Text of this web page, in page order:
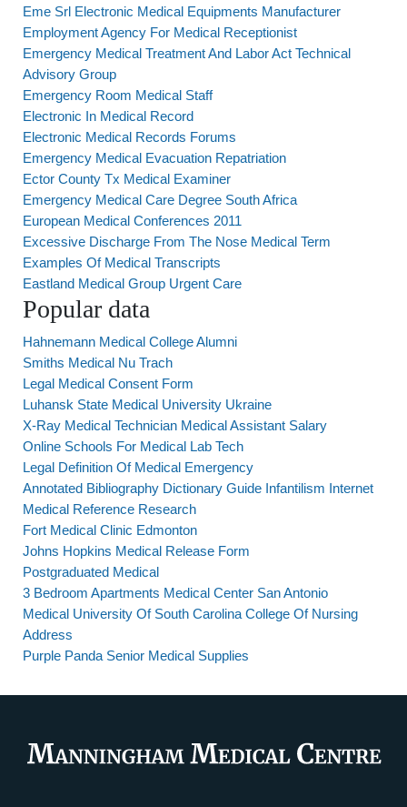
Eme Srl Electronic Medical Equipments Manufacturer
Employment Agency For Medical Receptionist
Emergency Medical Treatment And Labor Act Technical
Advisory Group
Emergency Room Medical Staff
Electronic In Medical Record
Electronic Medical Records Forums
Emergency Medical Evacuation Repatriation
Ector County Tx Medical Examiner
Emergency Medical Care Degree South Africa
European Medical Conferences 2011
Excessive Discharge From The Nose Medical Term
Examples Of Medical Transcripts
Eastland Medical Group Urgent Care
Popular data
Hahnemann Medical College Alumni
Smiths Medical Nu Trach
Legal Medical Consent Form
Luhansk State Medical University Ukraine
X-Ray Medical Technician Medical Assistant Salary
Online Schools For Medical Lab Tech
Legal Definition Of Medical Emergency
Annotated Bibliography Dictionary Guide Infantilism Internet
Medical Reference Research
Fort Medical Clinic Edmonton
Johns Hopkins Medical Release Form
Postgraduated Medical
3 Bedroom Apartments Medical Center San Antonio
Medical University Of South Carolina College Of Nursing
Address
Purple Panda Senior Medical Supplies